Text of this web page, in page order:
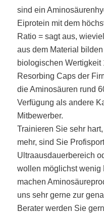
sind ein
Eiprotein mit dem
Ratio = sagt aus,
aus dem Material
biologischen Wertigkeit
Resorbing Caps der
die Aminosäuren rund
Verfügung als andere
Mitbewerber.
Trainieren Sie sehr
mehr, sind Sie
Ultraausdauerbereich
wollen möglichst wenig
machen
uns sehr gerne zur
Berater werden Sie